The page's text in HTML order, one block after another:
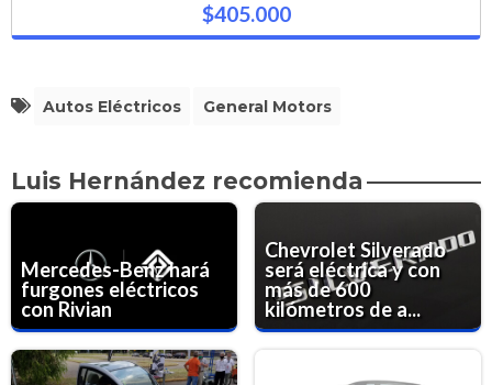
$405.000
Autos Eléctricos General Motors
Luis Hernández recomienda
Mercedes-Benz hará
furgones eléctricos
con Rivian
Chevrolet Silverado
será eléctrica y con
más de 600
kilómetros de a...